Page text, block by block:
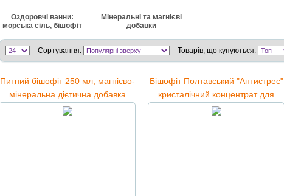
Оздоровчі ванни:
морська сіль, бішофіт
Мінеральні та магнієві
добавки
Сортування: Товарів, що купуються:
Питний бішофіт 250 мл, магнієво-
мінеральна дієтична добавка
Bisheffect, Бішофіт Полтавський
Бішофіт Полтавський "Антистрес"
кристалічний концентрат для
ванн з лимоном та лавандою,